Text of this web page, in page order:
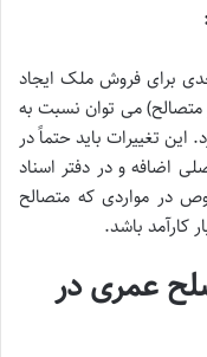
برای فروش ملک ایجاد
می توان نسبت به
تغییرات باید حتماً در
اضافه و در دفتر اسناد
در مواردی که متصالح
کارآمد باشد.
عمری در